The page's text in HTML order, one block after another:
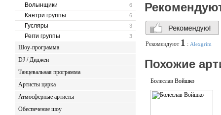
6
Волынщики
6
Кантри группы
3
Гусляры
3
Регги группы
Шоу-программа
DJ / Диджеи
Танцевальная программа
Артисты цирка
Атмосферные артисты
Обеспечение шоу
Рекомендуют 1 : Alexgrim
Похожие
Болеслав Войшко